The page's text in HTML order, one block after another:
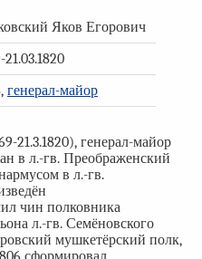
Яков Егорович
21.03.1820
генерал-майор
21.3.1820), генерал-майор
в л.-гв. Преображенский
в л.-гв.
чин полковника
л.-гв. Семёновского
мушкетёрский полк,